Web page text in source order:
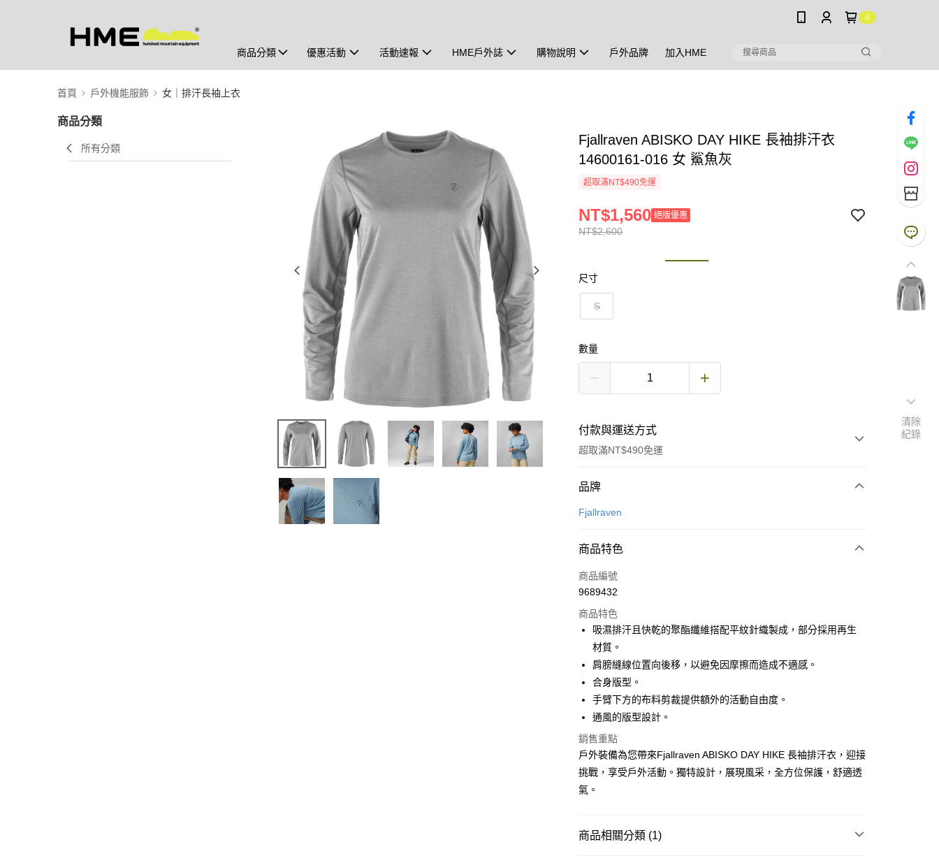
0
商品分類 優惠活動 活動速報 HME戶外誌 購物說明 戶外品牌 加入HME
首頁 戶外機能服飾 女｜排汗長袖上衣
商品分類
所有分類
Fjallraven ABISKO DAY HIKE 長袖排汗衣
14600161-016 女 鯊魚灰
超取滿NT$490免運
NT$2,600
NT$1,560 絕版優惠
尺寸
S
數量
付款與運送方式
超取滿NT$490免運
付款方式
信用卡一次付款
合作金庫商業銀行
華南商業銀行
上海商業儲蓄銀行
國泰世華商業銀行
兆豐國際商業銀行
臺灣中小企業銀行
聯邦商業銀行
遠東國際商業銀行
元大商業銀行
玉山商業銀行
星展（台灣）商業銀行
台新國際商業銀行
超商取貨付款
LINE Pay
Apple Pay
ATM付款
全家取貨付款
每筆NT$60，滿NT$490(含以上)免運費
付款後全家取貨
每筆NT$60，滿NT$490(含以上)免運費
品牌
Fjallraven
商品特色
商品編號
9689432
商品特色
吸濕排汗且快乾的聚酯纖維搭配平紋針織製成，部分採用再生
材質。
肩膀縫線位置向後移，以避免因摩擦而造成不適感。
合身版型。
手臂下方的布料剪裁提供額外的活動自由度。
通風的版型設計。
銷售重點
戶外裝備為您帶來Fjallraven ABISKO DAY HIKE 長袖排汗衣，迎接
挑戰，享受戶外活動。獨特設計，展現風采，全方位保護，舒適透
氣。
商品相關分類 (1)
清除
紀錄